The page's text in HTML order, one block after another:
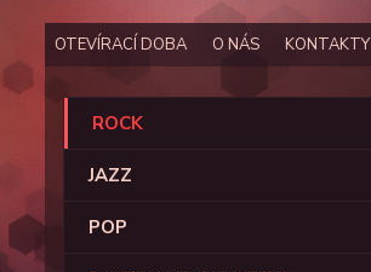
OTEVÍRACÍ DOBA O NÁS KONTAKTY
ROCK
JAZZ
POP